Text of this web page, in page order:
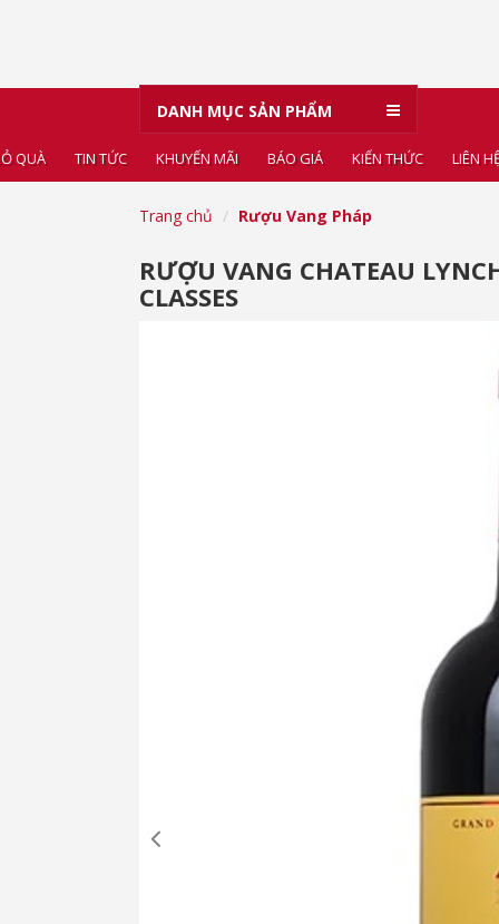
DANH MỤC SẢN PHẨM
QUÀ TIN TỨC KHUYẾN MÃI BÁO GIÁ KIẾN THỨC LIÊN
Trang chủ Rượu Vang Pháp
RƯỢU VANG CHATEAU
CLASSES